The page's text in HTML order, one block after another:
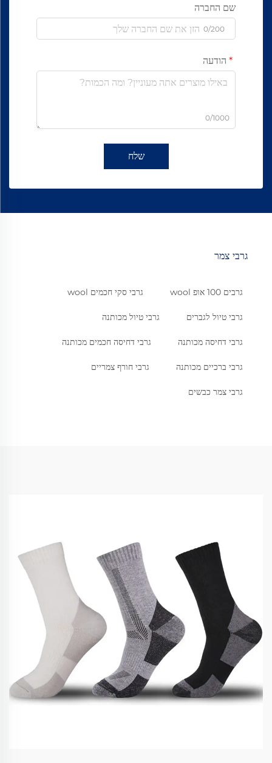
שם החברה
0/200
הודעה
0/1000
שלח
גרבי צמר
גרבים 100 אופ wool גרבי סקי חכמים wool
גרבי טיול לגברים גרבי טיול מכותנה
גרבי דחיסה מכותנה גרבי דחיסה חכמים מכותנה
גרבי ברכיים מכותנה גרבי חורף צמריים
גרבי צמר כבשים